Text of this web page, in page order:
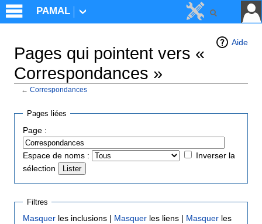
Aide
Pages qui pointent vers «
Correspondances »
← Correspondances
Pages liées
Page :
Espace de noms :
Inverser la
sélection
Filtres
Masquer les inclusions | Masquer les liens | Masquer les
PAMAL